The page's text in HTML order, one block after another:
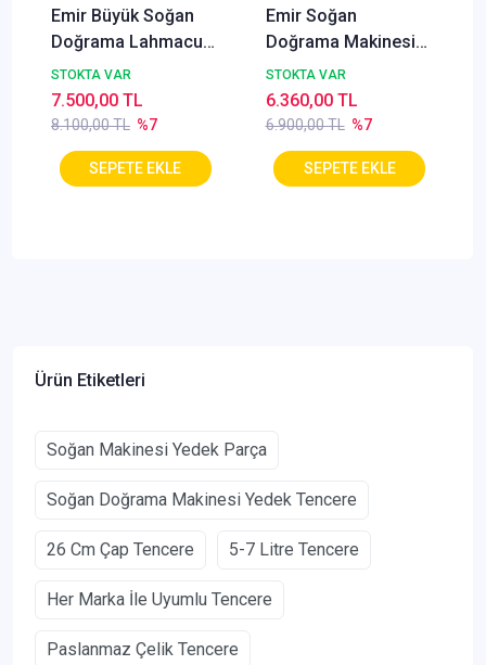
Emir Büyük Soğan
Doğrama Lahmacun
İçi Hazırlama
Makinesi Makinası
13 litre
STOKTA VAR
8.100,00 TL %7
7.500,00 TL
Emir Soğan
Doğrama Makinesi
Makinası 7 Litre
STOKTA VAR
6.900,00 TL %7
6.360,00 TL
Ürün Etiketleri
Soğan Makinesi Yedek Parça
Soğan Doğrama Makinesi Yedek Tencere
26 Cm Çap Tencere 5-7 Litre Tencere
Her Marka İle Uyumlu Tencere
Paslanmaz Çelik Tencere